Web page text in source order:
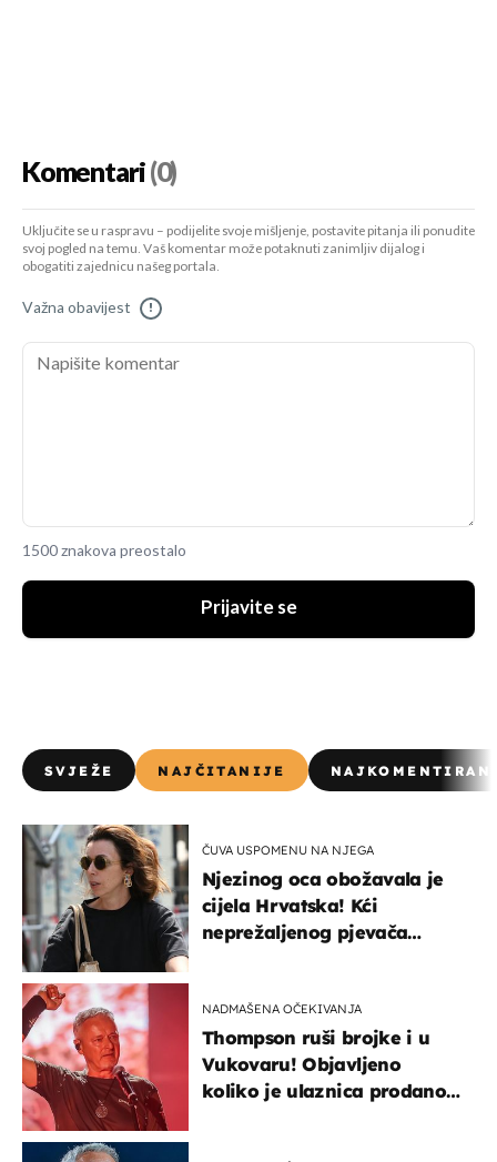
Komentari(0)
Uključite se u raspravu – podijelite svoje mišljenje, postavite pitanja ili ponudite
svoj pogled na temu. Vaš komentar može potaknuti zanimljiv dijalog i
obogatiti zajednicu našeg portala.
Važna obavijest !
1500 znakova preostalo
Prijavite se
SVJEŽE NAJČITANIJE
ČUVA USPOMENU NA NJEGA
Njezinog oca obožavala je
cijela Hrvatska! Kći
neprežaljenog pjevača
NADMAŠENA OČEKIVANJA
Thompson ruši brojke i u
Vukovaru! Objavljeno
koliko je ulaznica prodano